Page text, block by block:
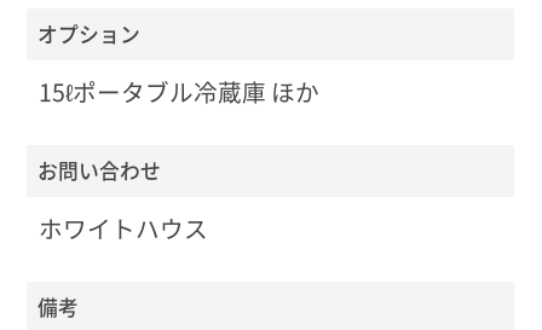
オプション
15ℓポータブル冷蔵庫 ほか
お問い合わせ
ホワイトハウス
備考